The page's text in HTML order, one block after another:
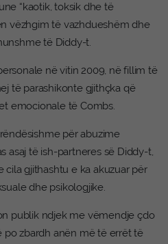
“kaotik, toksik dhe të
vëzhgim të vazhdueshëm dhe
të Diddy-t.
në vitin 2009, në fillim të
të parashikonte gjithçka që
emocionale të Combs.
për abuzime
asaj të ish-partneres së Diddy-t,
cila gjithashtu e ka akuzuar për
dhe psikologjike.
publik ndjek me vëmendje çdo
po zbardh anën më të errët të